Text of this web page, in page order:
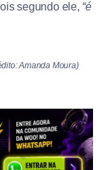
segundo ele, “é
Amanda Moura)